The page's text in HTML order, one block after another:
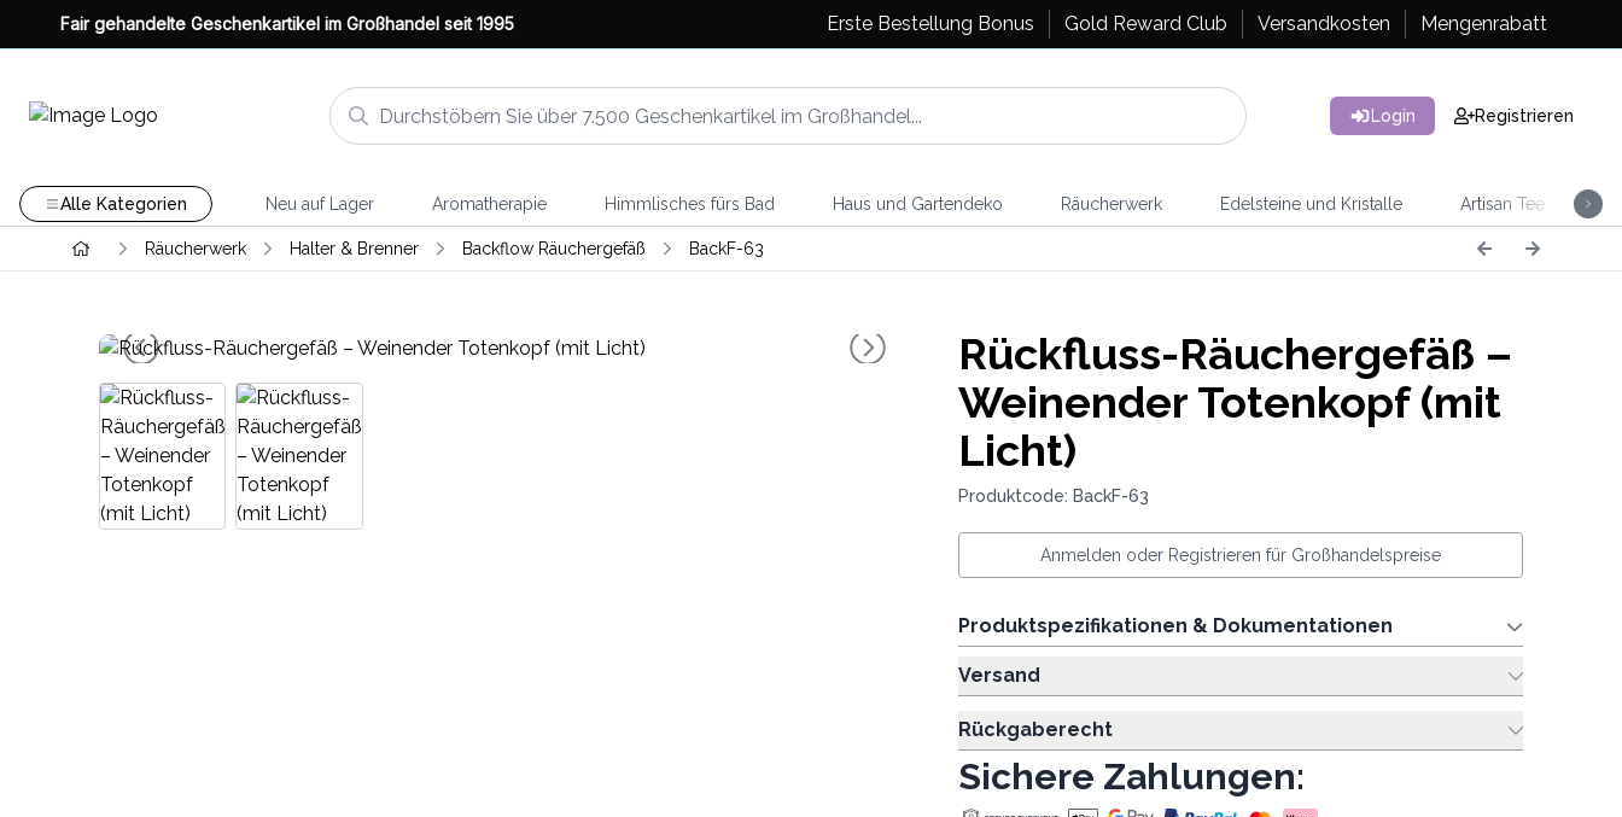
Fair gehandelte Geschenkartikel im Großhandel seit 1995 Erste Bestellung Bonus Gold Reward Club Versandkosten Mengenrabatt
Login Registrieren
Alle Kategorien Neu auf Lager Aromatherapie Himmlisches fürs Bad Haus und Gartendeko Räucherwerk Edelsteine und Kristalle Artisan Tee
Räucherwerk Halter & Brenner Backflow Räuchergefäß BackF-63
Rückfluss-Räuchergefäß –
Weinender Totenkopf (mit
Licht)
Produktcode: BackF-63
Anmelden oder Registrieren für Großhandelspreise
Produktspezifikationen & Dokumentationen
Versand
Rückgaberecht
Sichere Zahlungen: